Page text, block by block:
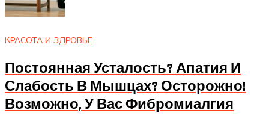
КРАСОТА И ЗДРОВЬЕ
Постоянная Усталость? Апатия И
Слабость В Мышцах? Осторожно!
Возможно, У Вас Фибромиалгия